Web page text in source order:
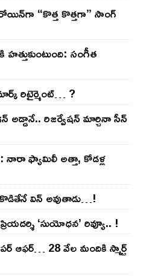
“కొత్త కొత్తగా” సాంగ్
సంగీత
రిటైర్మెంట్‌… ?
అడ్డానే.. రిజ‌ర్వేష‌న్ మార్చినా సీన్
ఫ్యామిలీ అత్తా, కోడ‌ళ్ల
విన్ అవుతాడు…!
‘సుయోధన’ రివ్యూ.. !
ఆఫ‌ర్‌… 28 వేల మందికి స్మార్ట్